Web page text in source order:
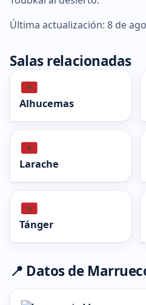
Última actualización: 8 de
Salas relacionadas
Alhucemas
Larache
Tánger
📍 Datos de